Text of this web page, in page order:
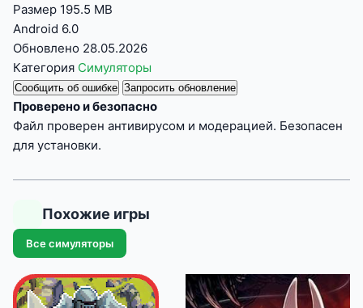
Размер 195.5 MB
Android 6.0
Обновлено 28.05.2026
Категория Симуляторы
Сообщить об ошибке Запросить обновление
Проверено и безопасно
Файл проверен антивирусом и модерацией. Безопасен
для установки.
Похожие игры
Все симуляторы